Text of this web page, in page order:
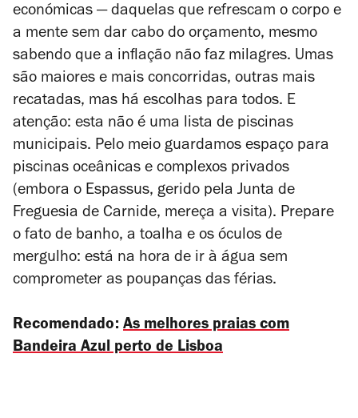
económicas — daquelas que refrescam o corpo e
a mente sem dar cabo do orçamento, mesmo
sabendo que a inflação não faz milagres. Umas
são maiores e mais concorridas, outras mais
recatadas, mas há escolhas para todos. E
atenção: esta não é uma lista de piscinas
municipais. Pelo meio guardamos espaço para
piscinas oceânicas e complexos privados
(embora o Espassus, gerido pela Junta de
Freguesia de Carnide, mereça a visita). Prepare
o fato de banho, a toalha e os óculos de
mergulho: está na hora de ir à água sem
comprometer as poupanças das férias.
Recomendado: As melhores praias com
Bandeira Azul perto de Lisboa